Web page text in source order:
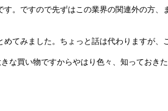
す。ですので先ずはこの業界の関連外の方
めてみました。ちょっと話は代わりますが
な買い物ですからやはり色々、知っておき